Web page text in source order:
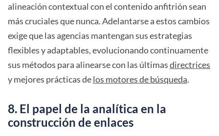
alineación contextual con el contenido anfitrión sean
más cruciales que nunca. Adelantarse a estos cambios
exige que las agencias mantengan sus estrategias
flexibles y adaptables, evolucionando continuamente
sus métodos para alinearse con las últimasdirectrices
y mejores prácticas delos motores de búsqueda.
8. El papel de la analítica en la
construcción de enlaces